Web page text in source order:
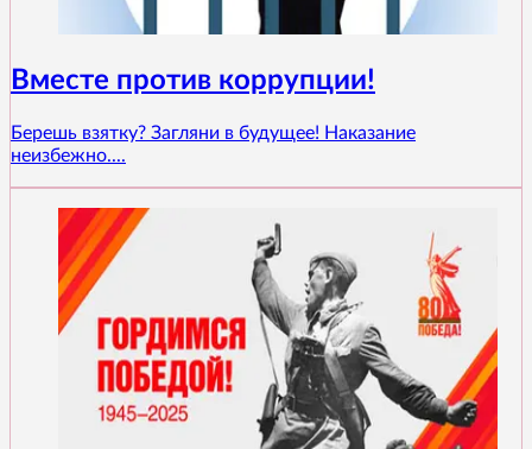
Вместе против коррупции!
Берешь взятку? Загляни в будущее! Наказание
неизбежно....